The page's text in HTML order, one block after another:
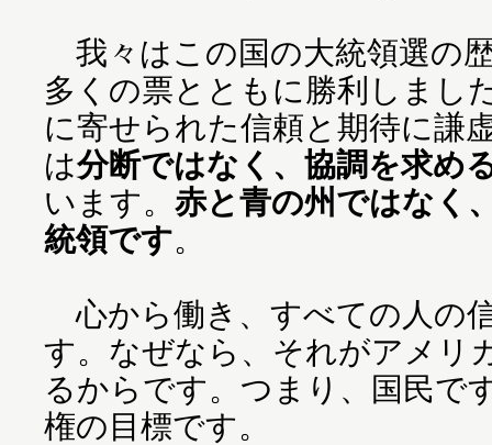
我々はこの国の大統領選の
多くの票とともに勝利しまし
に寄せられた信頼と期待に謙
は分断ではなく、協調を求め
います。 赤と青の州ではなく
統領です。
心から働き、すべての人の
す。なぜなら、それがアメリ
るからです。つまり、国民で
権の目標です。